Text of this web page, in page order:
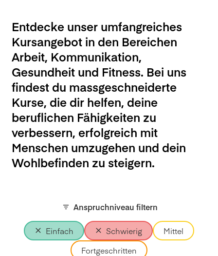
Entdecke unser umfangreiches
Kursangebot in den Bereichen
Arbeit, Kommunikation,
Gesundheit und Fitness. Bei uns
findest du massgeschneiderte
Kurse, die dir helfen, deine
beruflichen Fähigkeiten zu
verbessern, erfolgreich mit
Menschen umzugehen und dein
Wohlbefinden zu steigern.
Anspruchniveau filtern
Einfach Schwierig
Mittel
Fortgeschritten